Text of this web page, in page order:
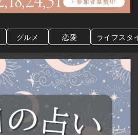
グルメ 恋愛 ライフスタ